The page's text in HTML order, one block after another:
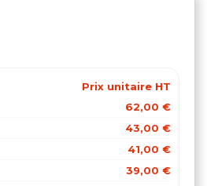
Prix unitaire HT
62,00 €
43,00 €
41,00 €
39,00 €